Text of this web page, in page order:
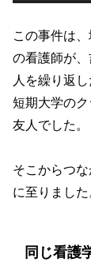
この事件は
の看護師が
人を繰り返
短期大学の
友人でした。
そこからつ
に至りました
同じ看護